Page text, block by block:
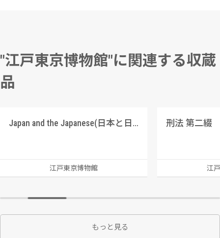
"江戸東京博物館"に関連する収蔵
品
Japan and the Japanese(日本と日本人)(Frank Leslie’s Illustrated Newspaper(1860年))
江戸東京博物館
刑法 第二綴
江
もっと見る